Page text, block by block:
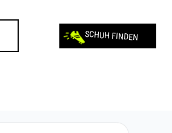
SCHUH FINDEN